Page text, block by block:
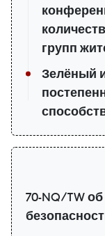
групп
Зелёный
70-NQ/TW